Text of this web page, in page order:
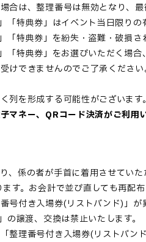
は、整理番号は無効となり、最
特典券」はイベント当日限りの
特典券」を紛失・盗難・破損さ
特典券」をお選びいただく場合
けできませんのでご了承くださ
を形成する可能性がございます
ネー、QRコード決済がご利用
係の者が手首に着用させていた
。お会計で並び直しても再配布
付き入場券(リストバンド)」が
譲渡、交換は禁止いたします。
整理番号付き入場券(リストバン